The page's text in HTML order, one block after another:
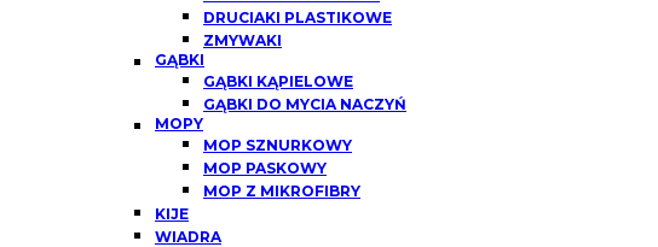
DRUCIAKI PLASTIKOWE
ZMYWAKI
GĄBKI
GĄBKI KĄPIELOWE
GĄBKI DO MYCIA NACZYŃ
MOPY
MOP SZNURKOWY
MOP PASKOWY
MOP Z MIKROFIBRY
KIJE
WIADRA